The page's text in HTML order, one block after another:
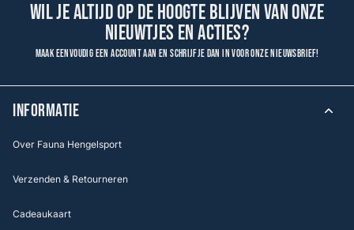
Wil je altijd op de hoogte blijven van onze
nieuwtjes en acties?
Maak eenvoudig een account aan en schrijf je dan in voor onze nieuwsbrief!
INFORMATIE
Over Fauna Hengelsport
Verzenden & Retourneren
Cadeaukaart